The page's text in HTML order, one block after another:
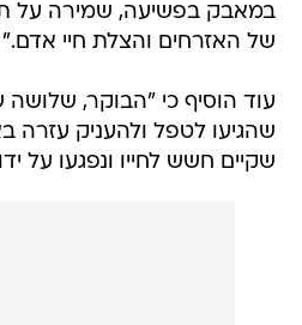
במאבק בפשיעה, שמירה על
של האזרחים והצלת חיי אדם."
עוד הוסיף כי "הבוקר, שלושה
שהגיעו לטפל ולהעניק עזרה
שקיים חשש לחייו ונפגעו על